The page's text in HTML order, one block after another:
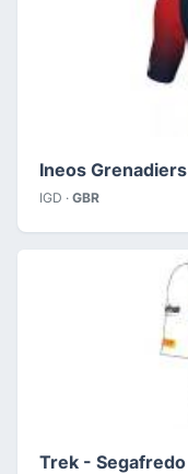
Ineos Grenadiers
IGD · GBR
Trek - Segafredo